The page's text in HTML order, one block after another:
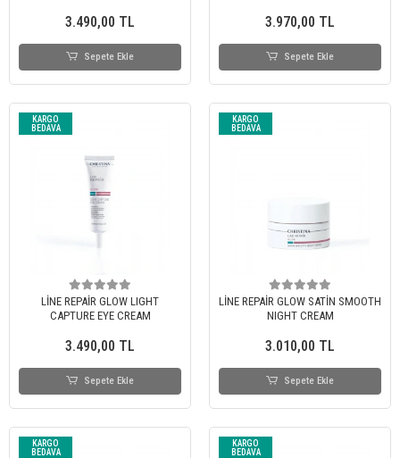
3.490,00 TL
Sepete Ekle
3.970,00 TL
Sepete Ekle
KARGO
BEDAVA
LİNE REPAİR GLOW LIGHT
CAPTURE EYE CREAM
3.490,00 TL
Sepete Ekle
KARGO
BEDAVA
LİNE REPAİR GLOW SATİN SMOOTH
NIGHT CREAM
3.010,00 TL
Sepete Ekle
KARGO
BEDAVA
KARGO
BEDAVA